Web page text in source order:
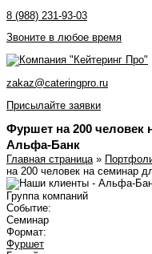
8 (988) 231-93-03
Звоните в любое время
zakaz@cateringpro.ru
Присылайте заявки
Фуршет на 200 человек
Альфа-Банк
Главная страница»
на 200 человек на семинар
Группа компаний
Событие:
Семинар
Формат:
Фуршет